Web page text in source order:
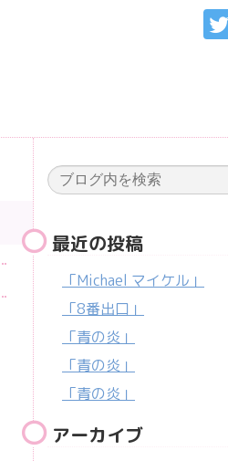
最近の投稿
「Michael マイケル」
「8番出口」
「青の炎」
「青の炎」
「青の炎」
アーカイブ